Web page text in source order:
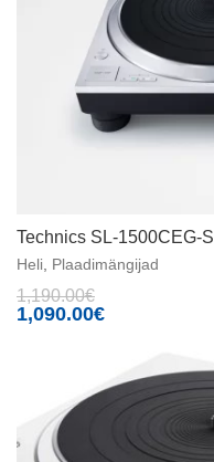
Technics SL-1500CEG-S
Heli Plaadimängijad
1,190.00€
1,090.00€